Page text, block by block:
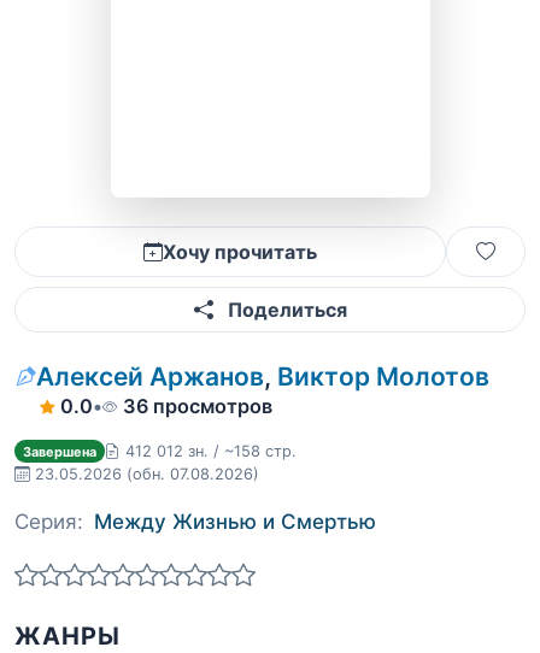
Хочу прочитать
Поделиться
Алексей Аржанов, Виктор Молотов
0.0• 36 просмотров
Завершена
412 012 зн. / ~158 стр.
23.05.2026 (обн. 07.08.2026)
Серия: Между Жизнью и Смертью
ЖАНРЫ